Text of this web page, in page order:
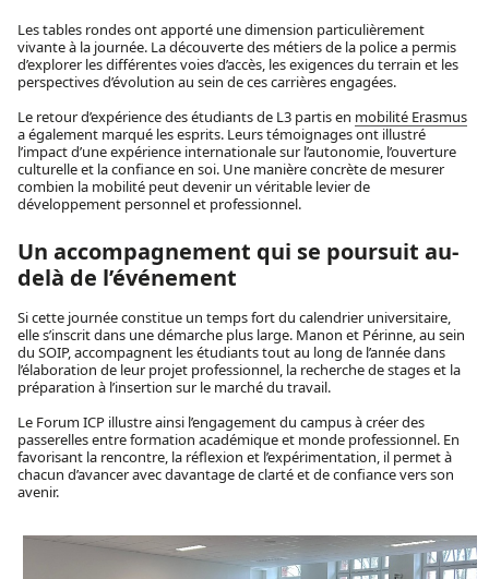
Les tables rondes ont apporté une dimension particulièrement
vivante à la journée. La découverte des métiers de la police a permis
d’explorer les différentes voies d’accès, les exigences du terrain et les
perspectives d’évolution au sein de ces carrières engagées.
Le retour d’expérience des étudiants de L3 partis en mobilité Erasmus
a également marqué les esprits. Leurs témoignages ont illustré
l’impact d’une expérience internationale sur l’autonomie, l’ouverture
culturelle et la confiance en soi. Une manière concrète de mesurer
combien la mobilité peut devenir un véritable levier de
développement personnel et professionnel.
Un accompagnement qui se poursuit au-
delà de l’événement
Si cette journée constitue un temps fort du calendrier universitaire,
elle s’inscrit dans une démarche plus large. Manon et Périnne, au sein
du SOIP, accompagnent les étudiants tout au long de l’année dans
l’élaboration de leur projet professionnel, la recherche de stages et la
préparation à l’insertion sur le marché du travail.
Le Forum ICP illustre ainsi l’engagement du campus à créer des
passerelles entre formation académique et monde professionnel. En
favorisant la rencontre, la réflexion et l’expérimentation, il permet à
chacun d’avancer avec davantage de clarté et de confiance vers son
avenir.